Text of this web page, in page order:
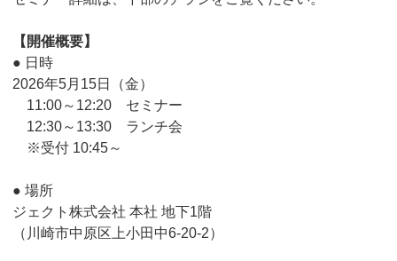
【開催概要】
● 日時
2026年5月15日（金）
11:00～12:20 セミナー
12:30～13:30 ランチ会
※受付 10:45～
● 場所
ジェクト株式会社 本社 地下1階
（川崎市中原区上小田中6-20-2）